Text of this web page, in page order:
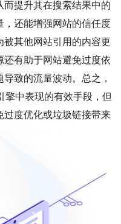
提升其在搜索结果中的
，还能增强网站的信任度
其他网站引用的内容更
还有助于网站避免过度依
致的流量波动。总之，
擎中表现的有效手段，但
过度优化或垃圾链接带来